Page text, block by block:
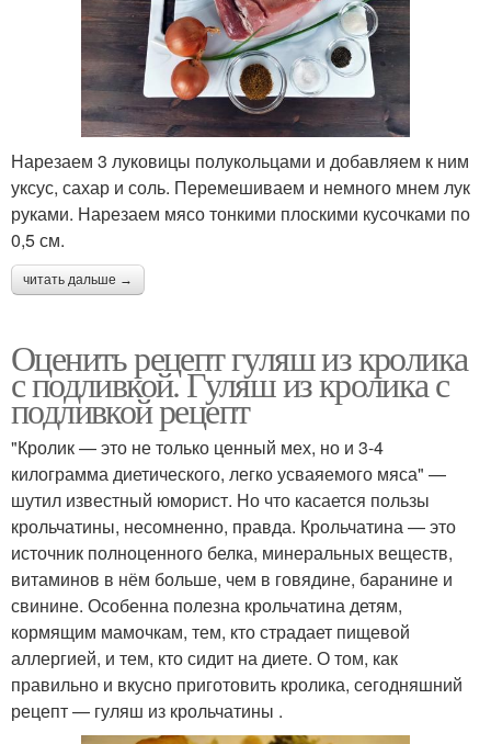
Нарезаем 3 луковицы полукольцами и добавляем к ним
уксус, сахар и соль. Перемешиваем и немного мнем лук
руками. Нарезаем мясо тонкими плоскими кусочками по
0,5 см.
читать дальше →
Оценить рецепт гуляш из кролика
с подливкой. Гуляш из кролика с
подливкой рецепт
"Кролик — это не только ценный мех, но и 3-4
килограмма диетического, легко усваяемого мяса" —
шутил известный юморист. Но что касается пользы
крольчатины, несомненно, правда. Крольчатина — это
источник полноценного белка, минеральных веществ,
витаминов в нём больше, чем в говядине, баранине и
свинине. Особенна полезна крольчатина детям,
кормящим мамочкам, тем, кто страдает пищевой
аллергией, и тем, кто сидит на диете. О том, как
правильно и вкусно приготовить кролика, сегодняшний
рецепт — гуляш из крольчатины .